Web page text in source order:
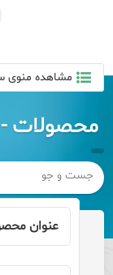
مشاهده منوی
محصولات